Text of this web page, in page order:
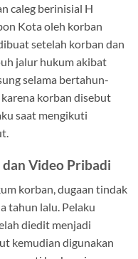
caleg berinisial H
Kota oleh korban
setelah korban dan
jalur hukum akibat
selama bertahun-
korban disebut
saat mengikuti
Video Pribadi
korban, dugaan tindak
tahun lalu. Pelaku
diedit menjadi
kemudian digunakan